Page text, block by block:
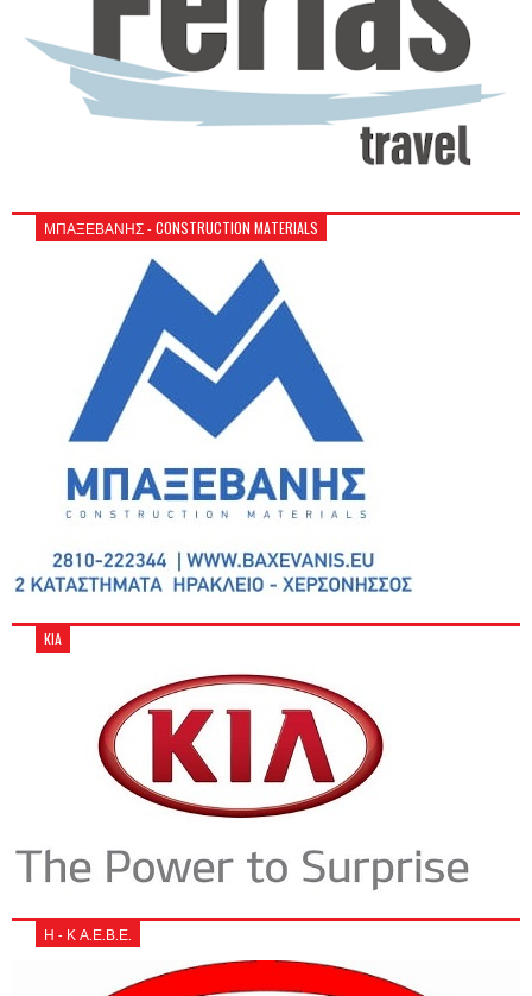
ΜΠΑΞΕΒΑΝΗΣ - CONSTRUCTION MATERIALS
KIA
Η - Κ Α.Ε.Β.Ε.